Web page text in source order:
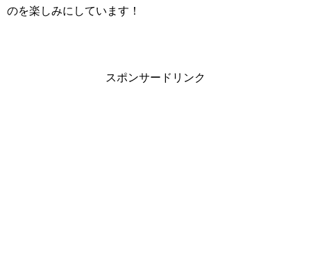
のを楽しみにしています！
スポンサードリンク